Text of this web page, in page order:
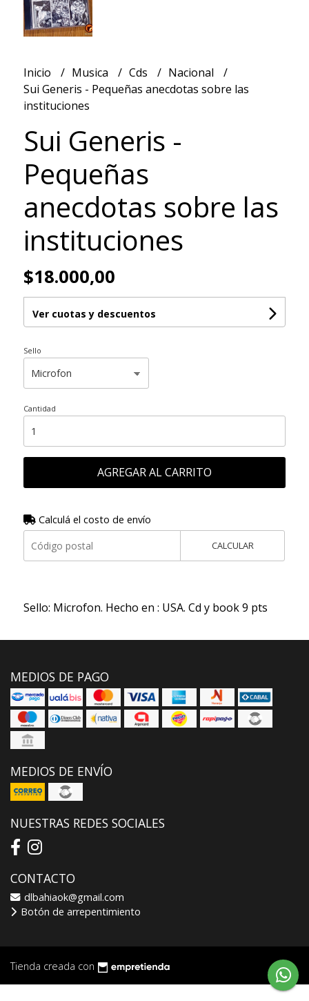
Inicio Musica Cds
Nacional
Sui Generis - Pequeñas anecdotas sobre las
instituciones
Sui Generis -
Pequeñas
anecdotas sobre las
instituciones
$18.000,00
Ver cuotas y descuentos
Sello
Cantidad
AGREGAR AL CARRITO
Calculá el costo de envío
CALCULAR
Sello: Microfon. Hecho en : USA. Cd y book 9 pts
MEDIOS DE PAGO
MEDIOS DE ENVÍO
NUESTRAS REDES SOCIALES
CONTACTO
dlbahiaok@gmail.com
Botón de arrepentimiento
Tienda creada con